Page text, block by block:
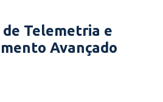
de Telemetria e
Avançado